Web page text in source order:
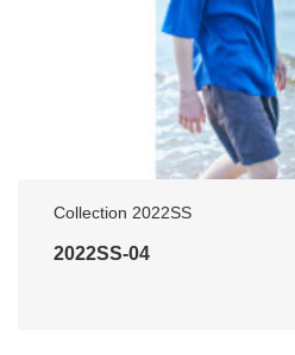
Collection 2022SS
2022SS-04